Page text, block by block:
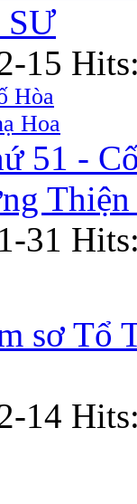
SƯ
15
51 -
Thiện
31
sơ Tổ
14